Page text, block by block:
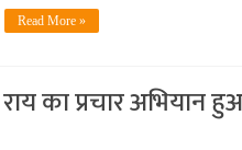
Read More »
का प्रचार अभियान